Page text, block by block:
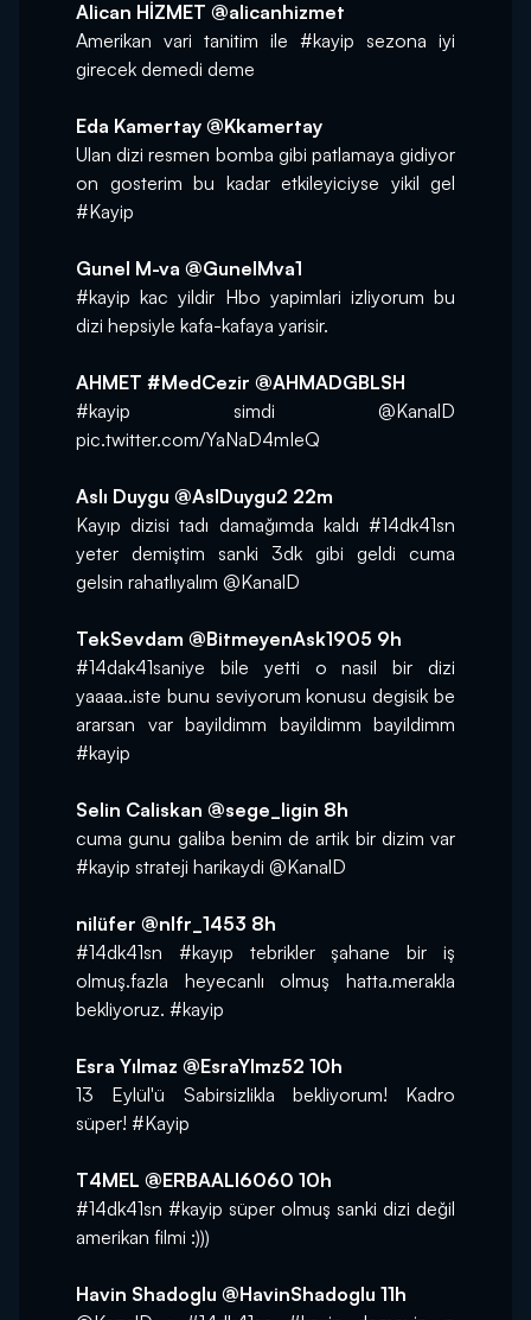
Alican HİZMET @alicanhizmet
Amerikan vari tanitim ile #kayip sezona iyi
girecek demedi deme
Eda Kamertay @Kkamertay
Ulan dizi resmen bomba gibi patlamaya gidiyor
on gosterim bu kadar etkileyiciyse yikil gel
#Kayip
Gunel M-va @GunelMva1
#kayip kac yildir Hbo yapimlari izliyorum bu
dizi hepsiyle kafa-kafaya yarisir.
AHMET #MedCezir @AHMADGBLSH
#kayip simdi @KanalD
pic.twitter.com/YaNaD4mIeQ
Aslı Duygu ‏@AslDuygu2 22m
Kayıp dizisi tadı damağımda kaldı #14dk41sn
yeter demiştim sanki 3dk gibi geldi cuma
gelsin rahatlıyalım @KanalD
TekSevdam ‏@BitmeyenAsk1905 9h
#14dak41saniye bile yetti o nasil bir dizi
yaaaa..iste bunu seviyorum konusu degisik be
ararsan var bayildimm bayildimm bayildimm
#kayip
Selin Caliskan ‏@sege_ligin 8h
cuma gunu galiba benim de artik bir dizim var
#kayip strateji harikaydi @KanalD
nilüfer ‏@nlfr_1453 8h
#14dk41sn #kayıp tebrikler şahane bir iş
olmuş.fazla heyecanlı olmuş hatta.merakla
bekliyoruz. #kayip
Esra Yılmaz ‏@EsraYlmz52 10h
13 Eylül'ü Sabirsizlikla bekliyorum! Kadro
süper! #Kayip
T4MEL ‏@ERBAALI6060 10h
#14dk41sn #kayip süper olmuş sanki dizi değil
amerikan filmi :)))
Havin Shadoglu ‏@HavinShadoglu 11h